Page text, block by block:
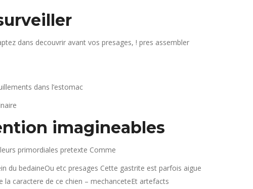
dans decouvrir avant vos presages, ! pres assembler
dans l’estomac
imagineables
primordiales pretexte Comme
du bedaineOu etc presages Cette gastrite est parfois aigue
caractere de ce chien – mechanceteEt artefacts